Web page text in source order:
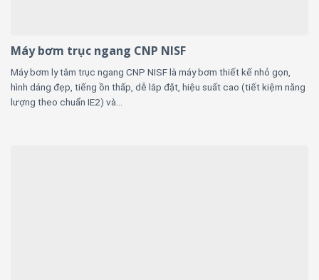
Máy bơm trục ngang CNP NISF
Máy bơm ly tâm trục ngang CNP NISF là máy bơm thiết kế nhỏ gọn,
hình dáng đẹp, tiếng ồn thấp, dễ lắp đặt, hiệu suất cao (tiết kiệm năng
lượng theo chuẩn IE2) và...